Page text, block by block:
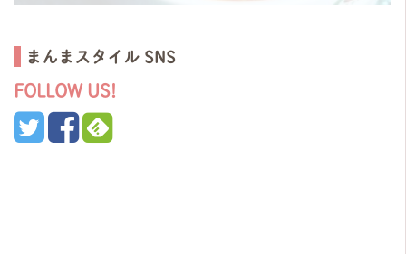
まんまスタイル SNS
FOLLOW US!